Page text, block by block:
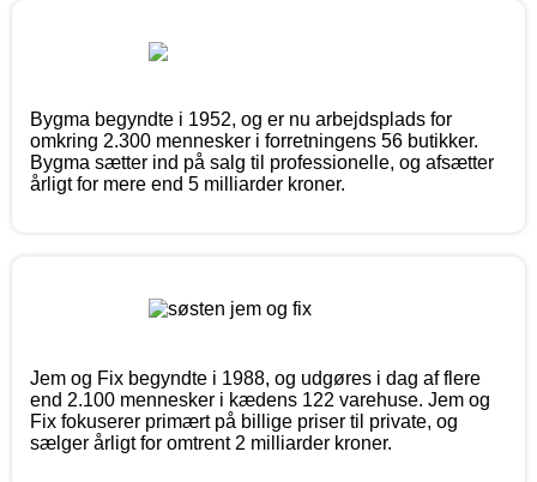
Bygma begyndte i 1952, og er nu arbejdsplads for
omkring 2.300 mennesker i forretningens 56 butikker.
Bygma sætter ind på salg til professionelle, og afsætter
årligt for mere end 5 milliarder kroner.
Jem og Fix begyndte i 1988, og udgøres i dag af flere
end 2.100 mennesker i kædens 122 varehuse. Jem og
Fix fokuserer primært på billige priser til private, og
sælger årligt for omtrent 2 milliarder kroner.